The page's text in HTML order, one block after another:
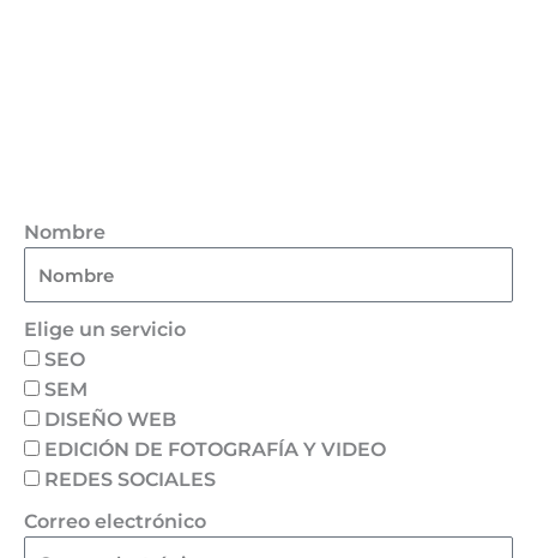
Nombre
Elige un servicio
SEO
SEM
DISEÑO WEB
EDICIÓN DE FOTOGRAFÍA Y VIDEO
REDES SOCIALES
Correo electrónico